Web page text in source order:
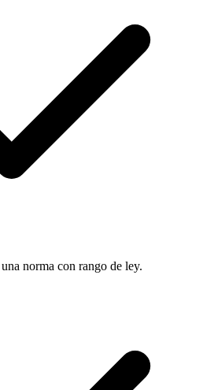
norma con rango de ley.